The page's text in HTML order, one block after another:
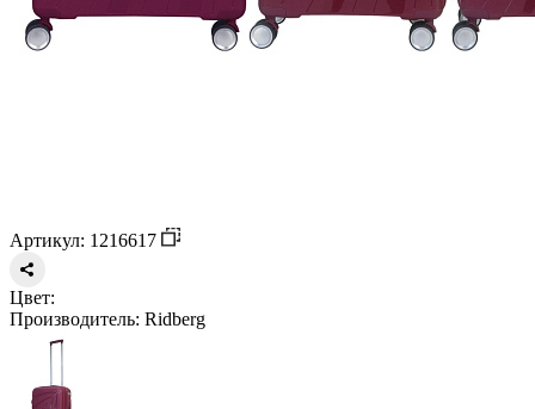
Артикул: 1216617
Цвет:
Производитель: Ridberg